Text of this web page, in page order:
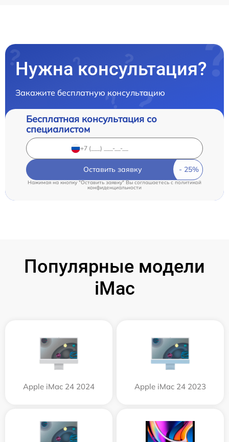
Нужна консультация?
Закажите бесплатную консультацию
Бесплатная консультация со
специалистом
Оставить заявку
Нажимая на кнопку "Оставить заявку" Вы соглашаетесь cполитикой
конфиденциальности
Популярные модели
iMac
Apple iMac 24 2024 Apple iMac 24 2023